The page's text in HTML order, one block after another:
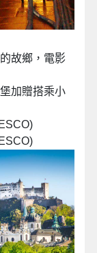
故鄉，電影
加贈搭乘小